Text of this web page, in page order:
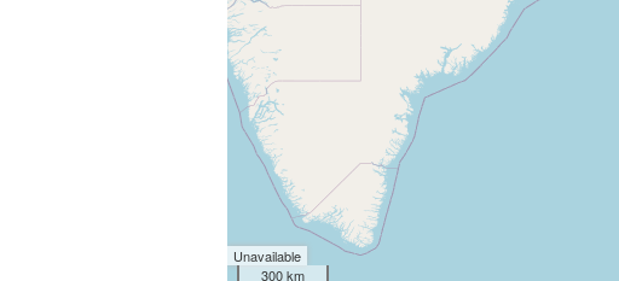
Unavailable
300 km